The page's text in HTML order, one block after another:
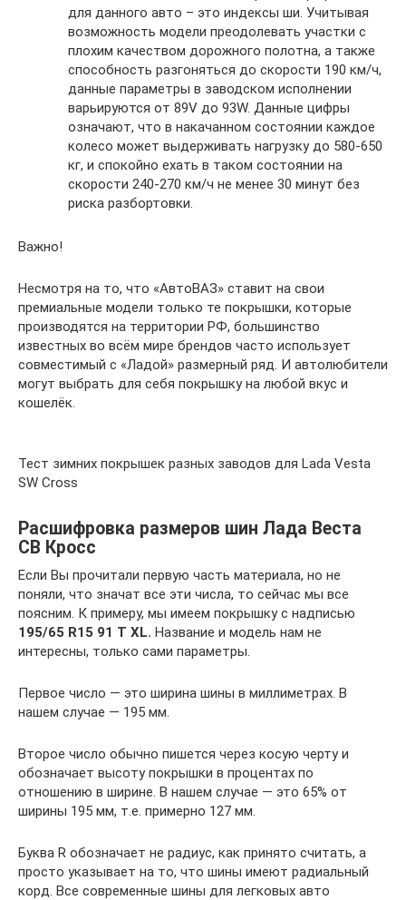
для данного авто – это индексы ши. Учитывая
возможность модели преодолевать участки с
плохим качеством дорожного полотна, а также
способность разгоняться до скорости 190 км/ч,
данные параметры в заводском исполнении
варьируются от 89V до 93W. Данные цифры
означают, что в накачанном состоянии каждое
колесо может выдерживать нагрузку до 580-650
кг, и спокойно ехать в таком состоянии на
скорости 240-270 км/ч не менее 30 минут без
риска разбортовки.
Важно!
Несмотря на то, что «АвтоВАЗ» ставит на свои
премиальные модели только те покрышки, которые
производятся на территории РФ, большинство
известных во всём мире брендов часто использует
совместимый с «Ладой» размерный ряд. И автолюбители
могут выбрать для себя покрышку на любой вкус и
кошелёк.
Тест зимних покрышек разных заводов для Lada Vesta
SW Cross
Расшифровка размеров шин Лада Веста
СВ Кросс
Если Вы прочитали первую часть материала, но не
поняли, что значат все эти числа, то сейчас мы все
поясним. К примеру, мы имеем покрышку с надписью
195/65 R15 91 T XL. Название и модель нам не
интересны, только сами параметры.
Первое число — это ширина шины в миллиметрах. В
нашем случае — 195 мм.
Второе число обычно пишется через косую черту и
обозначает высоту покрышки в процентах по
отношению в ширине. В нашем случае — это 65% от
ширины 195 мм, т.е. примерно 127 мм.
Буква R обозначает не радиус, как принято считать, а
просто указывает на то, что шины имеют радиальный
корд. Все современные шины для легковых авто